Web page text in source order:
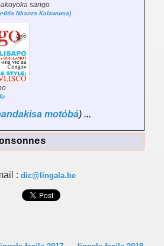
sango
Nkanza Kalawuma)
motóbá) ...
: dic@lingala.be